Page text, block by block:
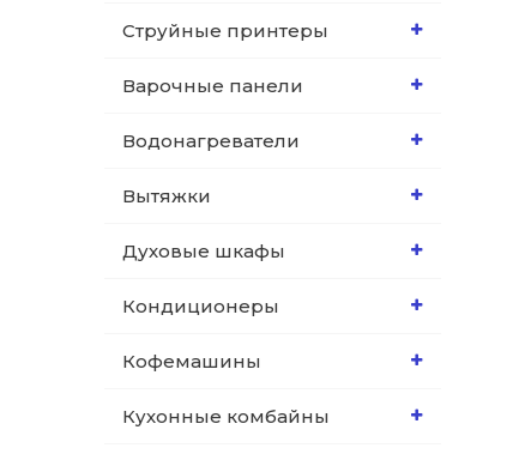
Струйные принтеры
Варочные панели
Водонагреватели
Вытяжки
Духовые шкафы
Кондиционеры
Кофемашины
Кухонные комбайны